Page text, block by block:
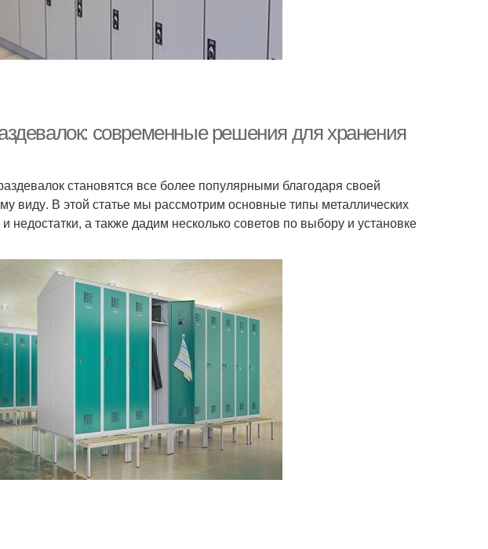
современные решения для хранения
становятся все более популярными благодаря своей
виду. В этой статье мы рассмотрим основные типы металлических
а также дадим несколько советов по выбору и установке